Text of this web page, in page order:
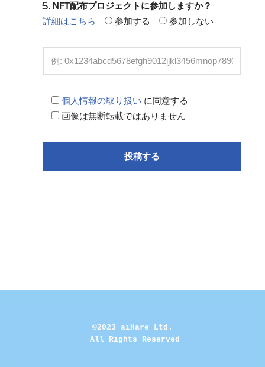
. NFT配布プロジェクトに参加しますか？
詳細はこちら
参加する 参加しない
個人情報の取り扱い に同意する
画像は無断転載ではありません
©2023 aiHare Ltd.
All Rights Reserved